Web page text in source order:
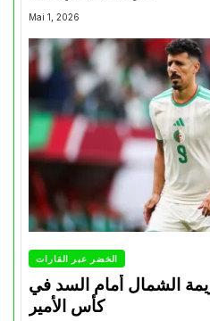
Mai 1, 2026
الخضر عبر القارات
الشمال أمام السد في
كأس الأمير